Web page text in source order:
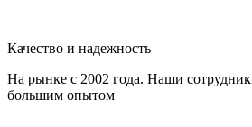
Качество и надежность
На рынке с 2002 года. Наши
большим опытом